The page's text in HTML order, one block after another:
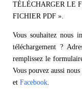
TÉLÉCHARGER LE
FICHIER PDF ».
Vous souhaitez nous
téléchargement ?
remplissez le
Vous pouvez aussi
et Facebook.